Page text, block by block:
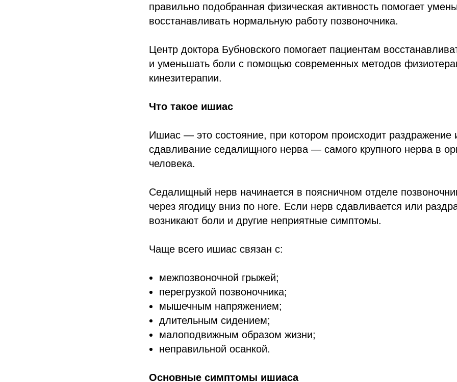
правильно подобранная физическая активность помогает
восстанавливать нормальную работу позвоночника.
Центр доктора Бубновского помогает пациентам
и уменьшать боли с помощью современных методов
кинезитерапии.
Что такое ишиас
Ишиас — это состояние, при котором происходит раздражение
сдавливание седалищного нерва — самого крупного нерва в
человека.
Седалищный нерв начинается в поясничном отделе
через ягодицу вниз по ноге. Если нерв сдавливается или
возникают боли и другие неприятные симптомы.
Чаще всего ишиас связан с:
межпозвоночной грыжей;
перегрузкой позвоночника;
мышечным напряжением;
длительным сидением;
малоподвижным образом жизни;
неправильной осанкой.
Основные симптомы ишиаса